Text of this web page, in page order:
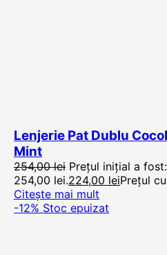
Lenjerie Pat Dublu
Mint
254,00lei Prețul inițial a fost:
254,00 lei.224,00 leiPrețul
Citește mai mult
-12% Stoc epuizat